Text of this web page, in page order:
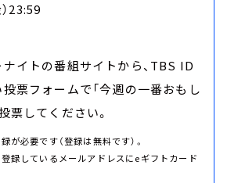
23:59
イトの番組サイトから、TBS ID
票フォームで「今週の一番おもし
票してください。
必要です（登録は無料です）。
録しているメールアドレスにeギフトカード